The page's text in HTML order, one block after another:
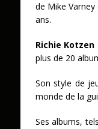
de Mike
ans.
Richie Kotzen
plus de 20
Son style de
monde de la
Ses albums,